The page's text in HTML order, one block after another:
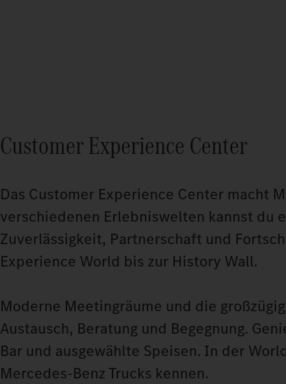
Customer Experience Center
Das Customer Experience Center macht
verschiedenen Erlebniswelten kannst du
Zuverlässigkeit, Partnerschaft und
Experience World bis zur History Wall.
Moderne Meetingräume und die
Austausch, Beratung und Begegnung.
Bar und ausgewählte Speisen. In der
Mercedes-Benz Trucks kennen.